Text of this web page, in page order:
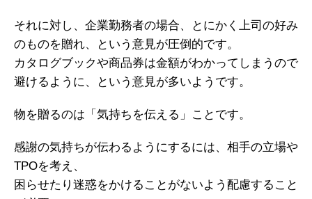
それに対し、企業勤務者の場合、とにかく上司の好み
のものを贈れ、という意見が圧倒的です。
カタログブックや商品券は金額がわかってしまうので
避けるように、という意見が多いようです。
物を贈るのは「気持ちを伝える」ことです。
感謝の気持ちが伝わるようにするには、相手の立場や
TPOを考え、
困らせたり迷惑をかけることがないよう配慮すること